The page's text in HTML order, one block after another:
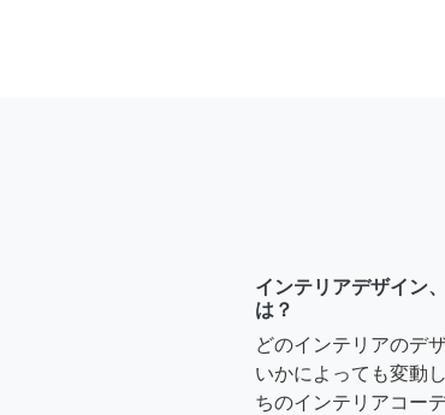
インテリアデザイン
は？
どのインテリアのデ
いかによっても変動
ちのインテリアコー